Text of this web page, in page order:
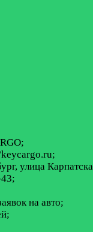
улица
на авто;